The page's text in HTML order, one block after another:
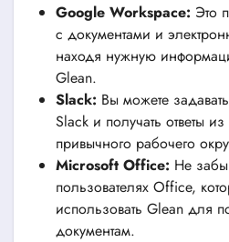
Google Workspace: Это
с документами и
находя нужную
Glean.
Slack: Вы можете
Slack и получать ответы
привычного рабочего
Microsoft Office: Не
пользователях Office,
использовать Glean для
документам.